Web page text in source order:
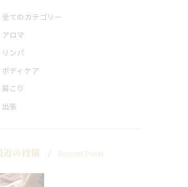
全てのカテゴリー
アロマ
リンパ
ボディケア
肩こり
出張
近の投稿 Recent Posts